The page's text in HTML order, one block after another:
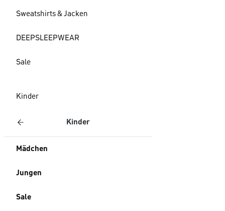
Sweatshirts & Jacken
DEEPSLEEPWEAR
Sale
Kinder
Kinder
Mädchen
Jungen
Sale